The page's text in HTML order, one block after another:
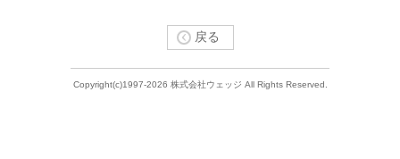
戻る
Copyright(c)1997-2026 株式会社ウェッジ All Rights Reserved.